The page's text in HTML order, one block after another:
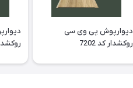
دیوارپوش پی وی سی
روکشدار کد 7202
روکشدار